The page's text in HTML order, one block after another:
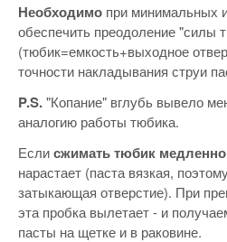
Необходимо при минимальных
обеспечить преодоление "силы
(тюбик=емкость+выходное
точности накладывания струи
P.S."Копание" вглубь вывело
аналогию работы тюбика.
Еслисжимать тюбик медленно
нарастает (паста вязкая,
затыкающая отверстие). При
эта пробка вылетает - и
пасты на щетке и в раковине.